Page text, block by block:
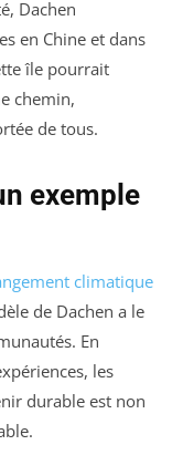
Dachen
en Chine et dans
île pourrait
chemin,
de tous.
exemple
climatique
de Dachen a le
En
les
durable est non